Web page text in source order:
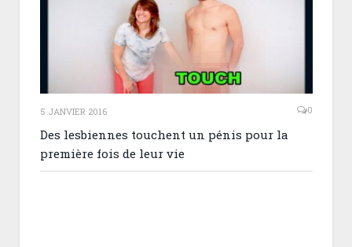
5 JANVIER 2016 0
Des lesbiennes touchent un pénis pour la
première fois de leur vie